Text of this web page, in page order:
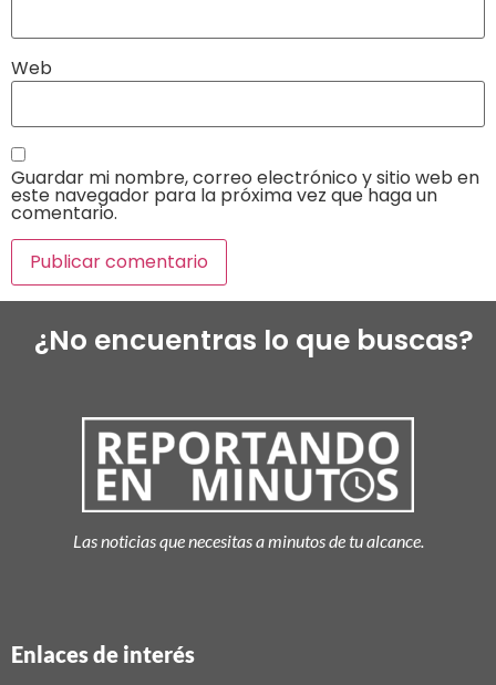
Web
Guardar mi nombre, correo electrónico y sitio web en
este navegador para la próxima vez que haga un
comentario.
¿No encuentras lo que buscas?
Las noticias que necesitas a minutos de tu alcance.
Enlaces de interés